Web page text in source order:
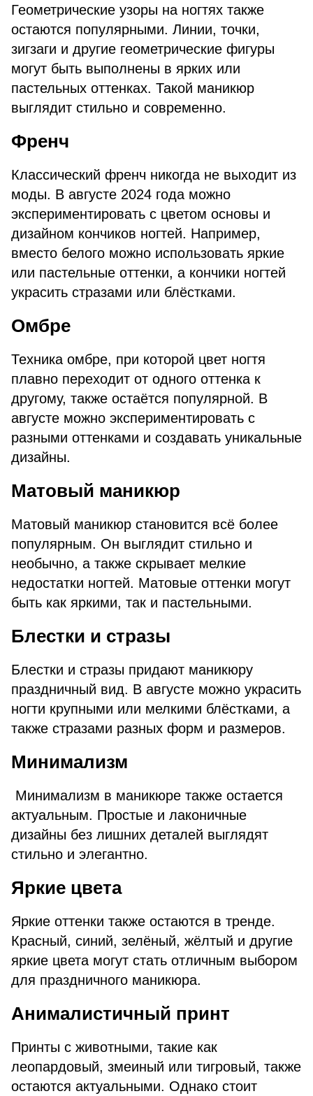
Геометрические узоры на ногтях также
остаются популярными. Линии, точки,
зигзаги и другие геометрические фигуры
могут быть выполнены в ярких или
пастельных оттенках. Такой маникюр
выглядит стильно и современно.
Френч
Классический френч никогда не выходит из
моды. В августе 2024 года можно
экспериментировать с цветом основы и
дизайном кончиков ногтей. Например,
вместо белого можно использовать яркие
или пастельные оттенки, а кончики ногтей
украсить стразами или блёстками.
Омбре
Техника омбре, при которой цвет ногтя
плавно переходит от одного оттенка к
другому, также остаётся популярной. В
августе можно экспериментировать с
разными оттенками и создавать уникальные
дизайны.
Матовый маникюр
Матовый маникюр становится всё более
популярным. Он выглядит стильно и
необычно, а также скрывает мелкие
недостатки ногтей. Матовые оттенки могут
быть как яркими, так и пастельными.
Блестки и стразы
Блестки и стразы придают маникюру
праздничный вид. В августе можно украсить
ногти крупными или мелкими блёстками, а
также стразами разных форм и размеров.
Минимализм
Минимализм в маникюре также остается
актуальным. Простые и лаконичные
дизайны без лишних деталей выглядят
стильно и элегантно.
Яркие цвета
Яркие оттенки также остаются в тренде.
Красный, синий, зелёный, жёлтый и другие
яркие цвета могут стать отличным выбором
для праздничного маникюра.
Анималистичный принт
Принты с животными, такие как
леопардовый, змеиный или тигровый, также
остаются актуальными. Однако стоит